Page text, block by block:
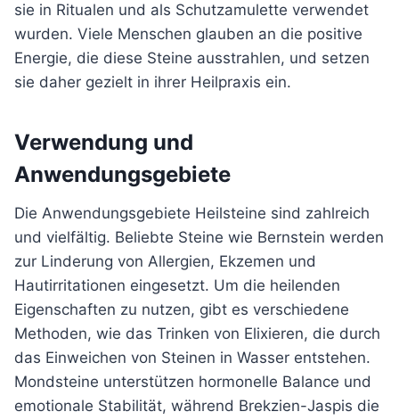
sie in Ritualen und als Schutzamulette verwendet
wurden. Viele Menschen glauben an die positive
Energie, die diese Steine ausstrahlen, und setzen
sie daher gezielt in ihrer Heilpraxis ein.
Verwendung und
Anwendungsgebiete
Die Anwendungsgebiete Heilsteine sind zahlreich
und vielfältig. Beliebte Steine wie Bernstein werden
zur Linderung von Allergien, Ekzemen und
Hautirritationen eingesetzt. Um die heilenden
Eigenschaften zu nutzen, gibt es verschiedene
Methoden, wie das Trinken von Elixieren, die durch
das Einweichen von Steinen in Wasser entstehen.
Mondsteine unterstützen hormonelle Balance und
emotionale Stabilität, während Brekzien-Jaspis die